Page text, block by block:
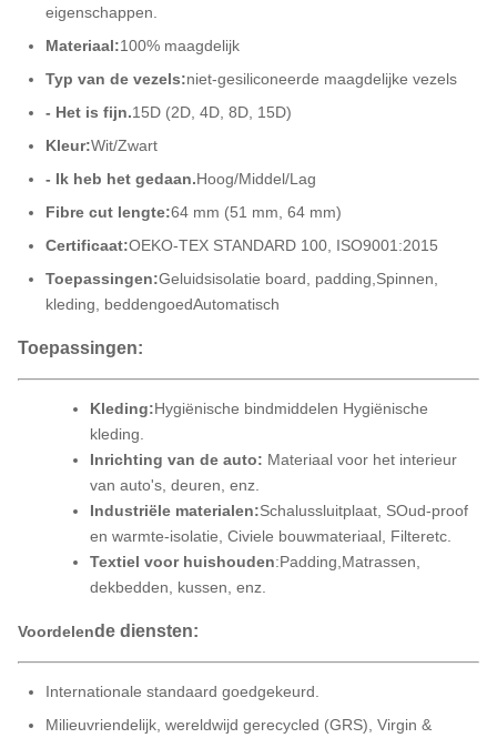
eigenschappen
Materiaal:100% maagdelijk
Typ van de vezels:niet-gesiliconeerde maagdelijke vezels
- Het is fijn.15D (2D, 4D, 8D, 15D)
Kleur:Wit/Zwart
- Ik heb het gedaan.Hoog/Middel/Lag
Fibre cut lengte:64 mm (51 mm, 64 mm)
Certificaat:OEKO-TEX STANDARD 100, ISO9001:2015
Toepassingen:Geluidsisolatie board, padding, Spinnen,
kleding, beddengoedAutomatisch
Toepassingen:
Kleding:Hygiënische bindmiddelen Hygiënische
kleding.
Inrichting van de auto: Materiaal voor het interieur
van auto's, deuren , enz.
Industriële materialen:Schalussluitplaat, SOud-proof
en warmte-isolatie, Civiele bouwmateriaal, Filteretc.
Textiel voor huishouden:Padding, Matrassen,
dekbedden , kussen, enz.
Voordelende diensten:
Internationale standaard goedgekeurd.
Milieuvriendelijk, wereldwijd gerecycled (GRS), Virgin &